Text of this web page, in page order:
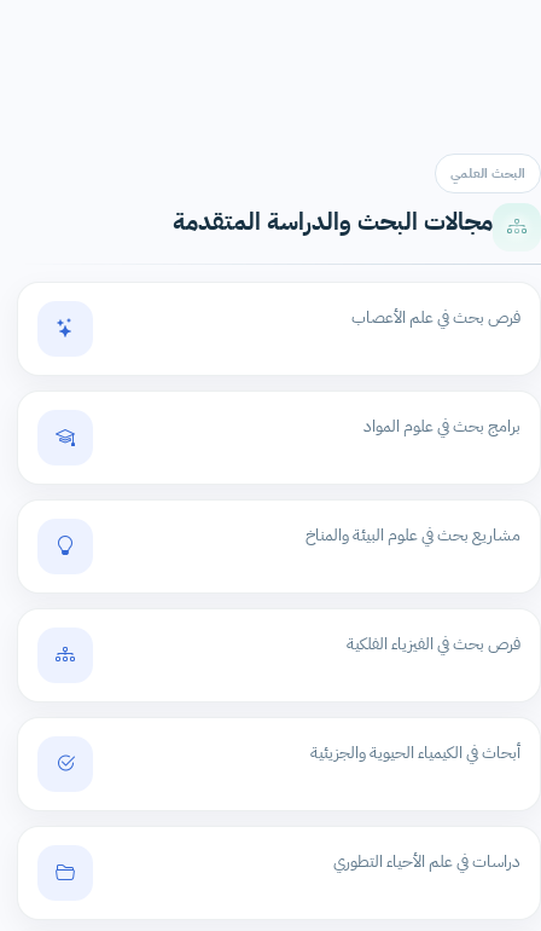
البحث العلمي
مجالات البحث والدراسة المتقدمة
فرص بحث في علم الأعصاب
برامج بحث في علوم المواد
مشاريع بحث في علوم البيئة والمناخ
فرص بحث في الفيزياء الفلكية
أبحاث في الكيمياء الحيوية والجزيئية
دراسات في علم الأحياء التطوري